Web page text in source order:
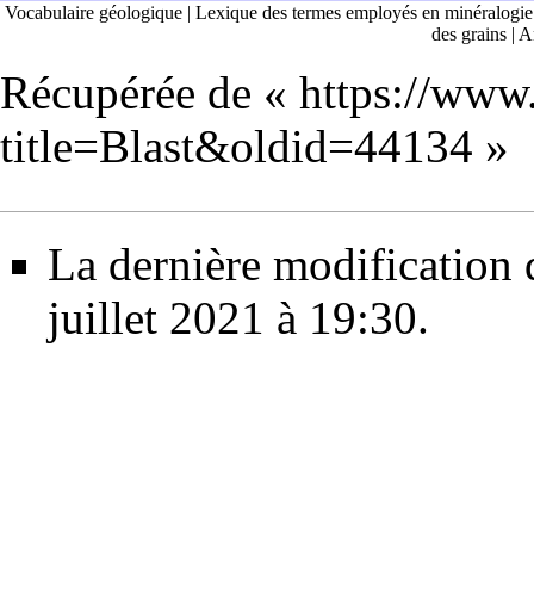
Vocabulaire géologique| Lexique des termes employés en minéralogie
des grains |
Récupérée de « https://
title=Blast&oldid=44134 »
La dernière modification
juillet 2021 à 19:30.